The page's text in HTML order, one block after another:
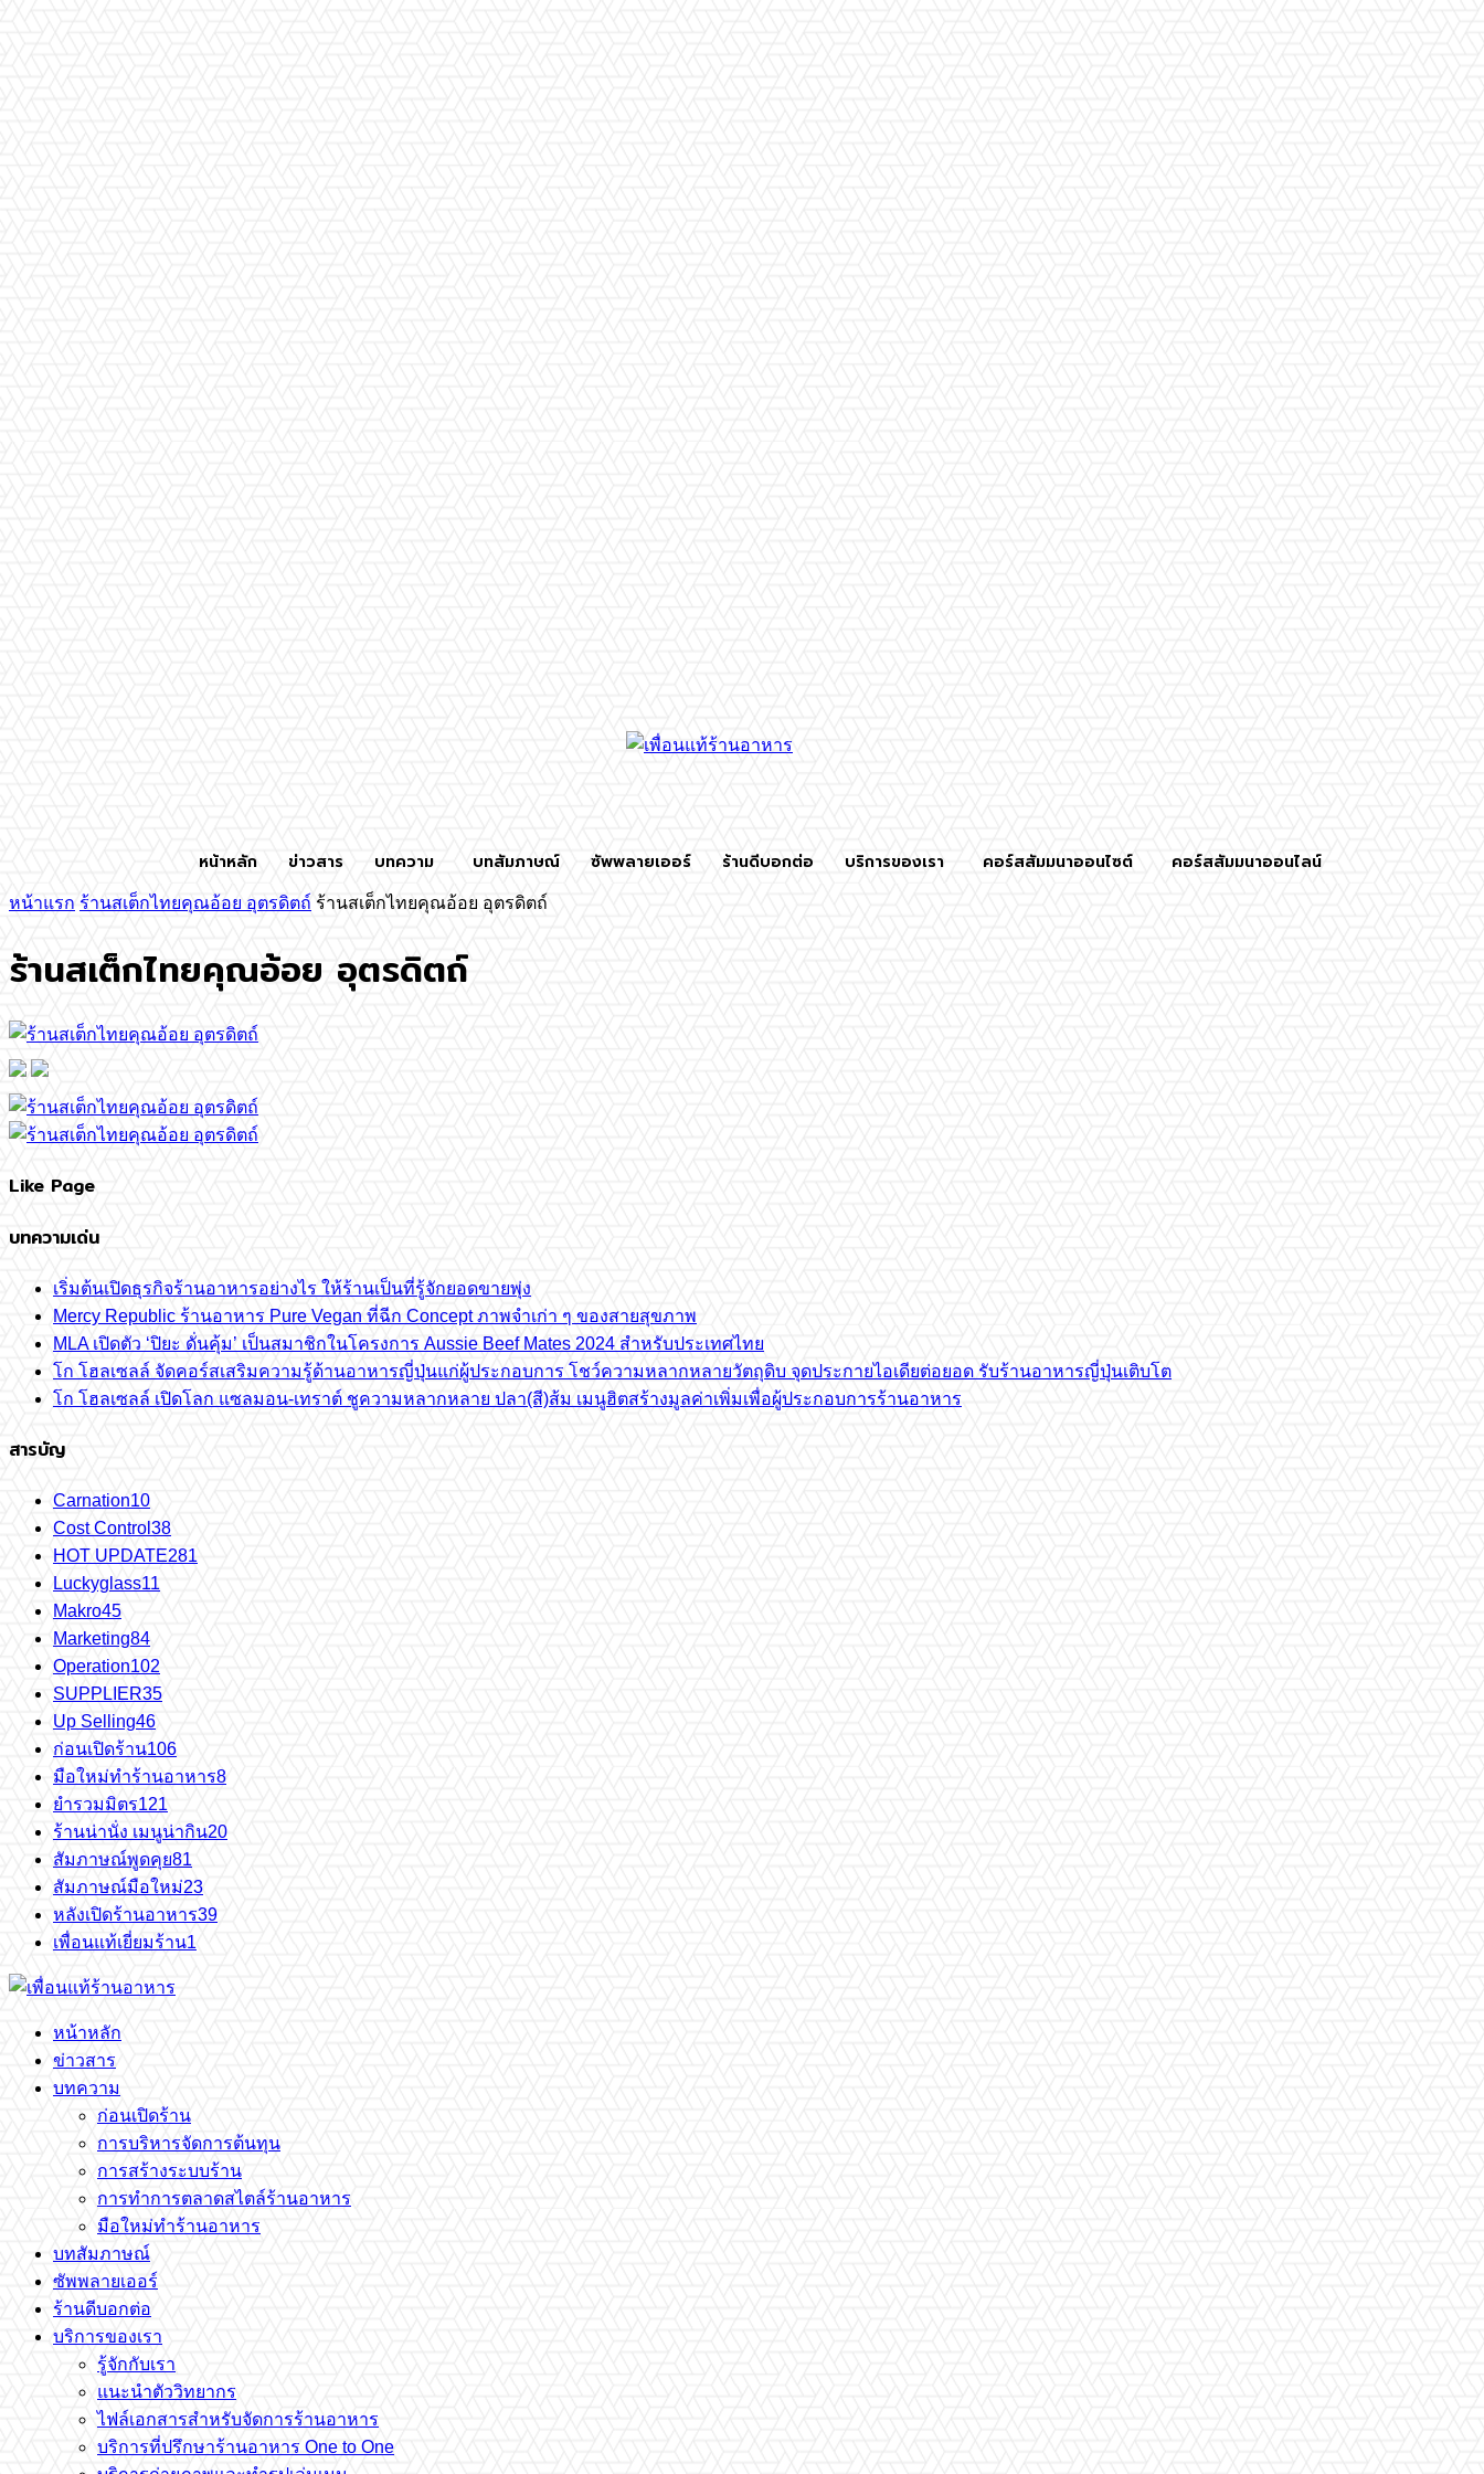
หน้าหลัก ข่าวสาร บทความ บทสัมภาษณ์ ซัพพลายเออร์ ร้านดีบอกต่อ บริการของเรา คอร์สสัมมนาออนไซต์ คอร์สสัมมนาออนไลน์
หน้าแรก ร้านสเต็กไทยคุณอ้อย อุตรดิตถ์ ร้านสเต็กไทยคุณอ้อย อุตรดิตถ์
ร้านสเต็กไทยคุณอ้อย อุตรดิตถ์
Like Page
บทความเด่น
เริ่มต้นเปิดธุรกิจร้านอาหารอย่างไร ให้ร้านเป็นที่รู้จักยอดขายพุ่ง
Mercy Republic ร้านอาหาร Pure Vegan ที่ฉีก Concept ภาพจำเก่า ๆ ของสายสุขภาพ
MLA เปิดตัว ‘ปิยะ ดั่นคุ้ม’ เป็นสมาชิกในโครงการ Aussie Beef Mates 2024 สำหรับประเทศไทย
โก โฮลเซลล์ จัดคอร์สเสริมความรู้ด้านอาหารญี่ปุ่นแก่ผู้ประกอบการ โชว์ความหลากหลายวัตถุดิบ จุดประกายไอเดียต่อยอด รับร้านอาหารญี่ปุ่นเติบโต
โก โฮลเซลล์ เปิดโลก แซลมอน-เทราต์ ชูความหลากหลาย ปลา(สี)ส้ม เมนูฮิตสร้างมูลค่าเพิ่มเพื่อผู้ประกอบการร้านอาหาร
สารบัญ
Carnation10
Cost Control 38
HOT UPDATE281
Luckyglass11
Makro45
Marketing84
Operation102
SUPPLIER35
Up Selling46
ก่อนเปิดร้าน106
มือใหม่ทำร้านอาหาร8
ยำรวมมิตร121
ร้านน่านั่ง เมนูน่ากิน20
สัมภาษณ์พูดคุย81
สัมภาษณ์มือใหม่23
หลังเปิดร้านอาหาร39
เพื่อนแท้เยี่ยมร้าน1
หน้าหลัก
ข่าวสาร
บทความ
ก่อนเปิดร้าน
การบริหารจัดการต้นทุน
การสร้างระบบร้าน
การทำการตลาดสไตล์ร้านอาหาร
มือใหม่ทำร้านอาหาร
บทสัมภาษณ์
ซัพพลายเออร์
ร้านดีบอกต่อ
บริการของเรา
รู้จักกับเรา
แนะนำตัววิทยากร
ไฟล์เอกสารสำหรับจัดการร้านอาหาร
บริการที่ปรึกษาร้านอาหาร One to One